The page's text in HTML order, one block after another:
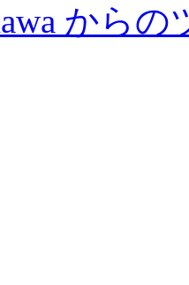
からの